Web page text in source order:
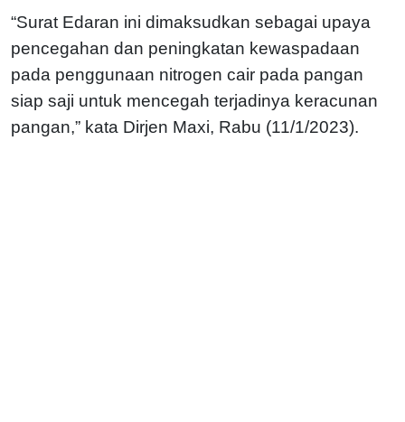
“Surat Edaran ini dimaksudkan sebagai upaya
pencegahan dan peningkatan kewaspadaan
pada penggunaan nitrogen cair pada pangan
siap saji untuk mencegah terjadinya keracunan
pangan,” kata Dirjen Maxi, Rabu (11/1/2023).